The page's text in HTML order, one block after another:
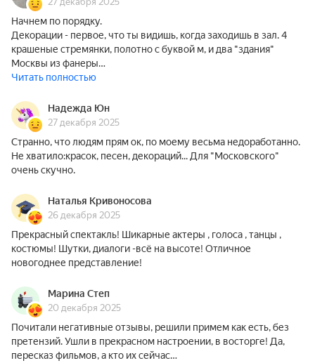
Начнем по порядку.
Декорации - первое, что ты видишь, когда заходишь в зал. 4
крашеные стремянки, полотно с буквой м, и два "здания"
Москвы из фанеры…
Читать полностью
Надежда Юн
27 декабря 2025
Странно, что людям прям ок, по моему весьма недоработанно.
Не хватило:красок, песен, декораций... Для "Московского"
очень скучно.
Наталья Кривоносова
26 декабря 2025
Прекрасный спектакль! Шикарные актеры , голоса , танцы ,
костюмы! Шутки, диалоги -всё на высоте! Отличное
новогоднее представление!
Марина Степ
20 декабря 2025
Почитали негативные отзывы, решили примем как есть, без
претензий. Ушли в прекрасном настроении, в восторге! Да,
пересказ фильмов, а кто их сейчас…